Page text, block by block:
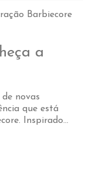
a
novas
que está
Inspirado...